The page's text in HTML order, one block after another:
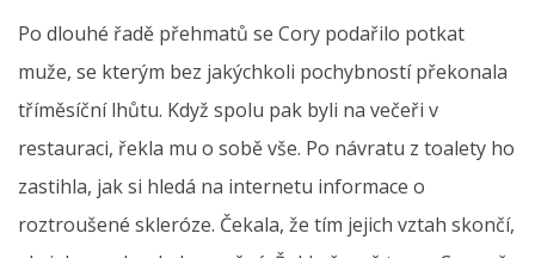
Po dlouhé řadě přehmatů se Cory podařilo potkat
muže, se kterým bez jakýchkoli pochybností překonala
tříměsíční lhůtu. Když spolu pak byli na večeři v
restauraci, řekla mu o sobě vše. Po návratu z toalety ho
zastihla, jak si hledá na internetu informace o
roztroušené skleróze. Čekala, že tím jejich vztah skončí,